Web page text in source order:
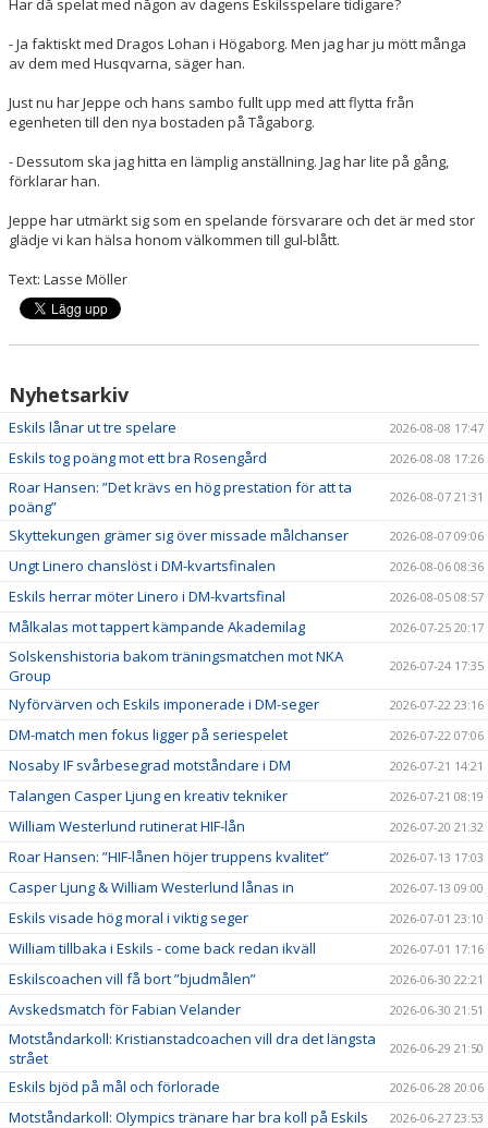
Har då spelat med någon av dagens Eskilsspelare tidigare?
- Ja faktiskt med Dragos Lohan i Högaborg. Men jag har ju mött många
av dem med Husqvarna, säger han.
Just nu har Jeppe och hans sambo fullt upp med att flytta från
egenheten till den nya bostaden på Tågaborg.
- Dessutom ska jag hitta en lämplig anställning. Jag har lite på gång,
förklarar han.
Jeppe har utmärkt sig som en spelande försvarare och det är med stor
glädje vi kan hälsa honom välkommen till gul-blått.
Text: Lasse Möller
Nyhetsarkiv
Eskils lånar ut tre spelare 2026-08-08 17:47
Eskils tog poäng mot ett bra Rosengård 2026-08-08 17:26
Roar Hansen: ”Det krävs en hög prestation för att ta
poäng”
2026-08-07 21:31
Skyttekungen grämer sig över missade målchanser 2026-08-07 09:06
Ungt Linero chanslöst i DM-kvartsfinalen 2026-08-06 08:36
Eskils herrar möter Linero i DM-kvartsfinal 2026-08-05 08:57
Målkalas mot tappert kämpande Akademilag 2026-07-25 20:17
Solskenshistoria bakom träningsmatchen mot NKA
Group
2026-07-24 17:35
Nyförvärven och Eskils imponerade i DM-seger 2026-07-22 23:16
DM-match men fokus ligger på seriespelet 2026-07-22 07:06
Nosaby IF svårbesegrad motståndare i DM 2026-07-21 14:21
Talangen Casper Ljung en kreativ tekniker 2026-07-21 08:19
William Westerlund rutinerat HIF-lån 2026-07-20 21:32
Roar Hansen: ”HIF-lånen höjer truppens kvalitet” 2026-07-13 17:03
Casper Ljung & William Westerlund lånas in 2026-07-13 09:00
Eskils visade hög moral i viktig seger 2026-07-01 23:10
William tillbaka i Eskils - come back redan ikväll 2026-07-01 17:16
Eskilscoachen vill få bort ”bjudmålen” 2026-06-30 22:21
Avskedsmatch för Fabian Velander 2026-06-30 21:51
Motståndarkoll: Kristianstadcoachen vill dra det längsta
strået
2026-06-29 21:50
Eskils bjöd på mål och förlorade 2026-06-28 20:06
Motståndarkoll: Olympics tränare har bra koll på Eskils 2026-06-27 23:53